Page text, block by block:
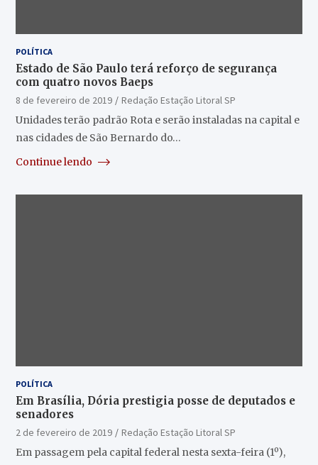
POLÍTICA
Estado de São Paulo terá reforço de segurança
com quatro novos Baeps
8 de fevereiro de 2019
Redação Estação Litoral SP
Unidades terão padrão Rota e serão instaladas na capital e
nas cidades de São Bernardo do…
Continue lendo
POLÍTICA
Em Brasília, Dória prestigia posse de deputados e
senadores
2 de fevereiro de 2019
Redação Estação Litoral SP
Em passagem pela capital federal nesta sexta-feira (1º),